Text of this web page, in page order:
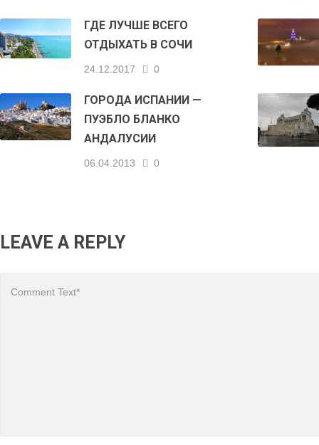
ГДЕ ЛУЧШЕ ВСЕГО
ОТДЫХАТЬ В СОЧИ
24.12.2017 0
ГОРОДА ИСПАНИИ —
ПУЭБЛО БЛАНКО
АНДАЛУСИИ
06.04.2013 0
LEAVE A REPLY